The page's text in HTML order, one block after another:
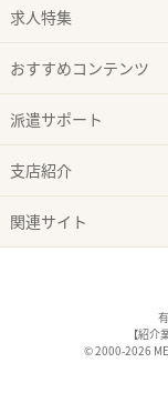
求人特集
おすすめコンテンツ
派遣サポート
支店紹介
関連サイト
【紹
© 2000-2026